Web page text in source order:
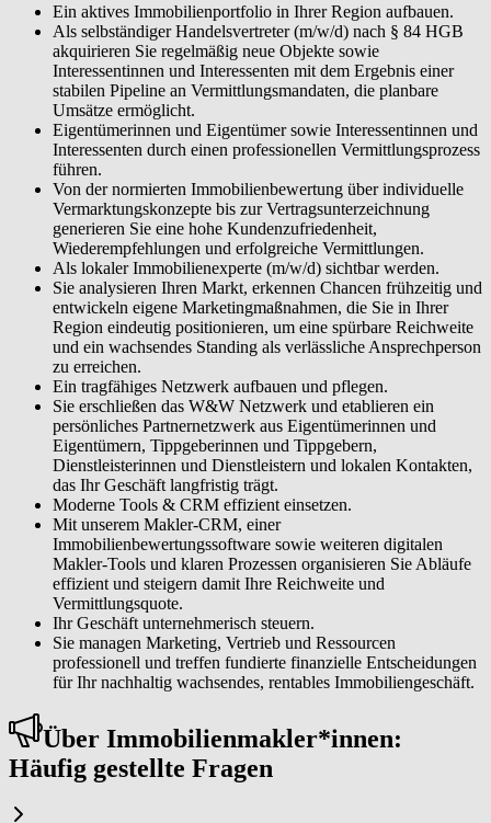
Ein aktives Immobilienportfolio in Ihrer Region aufbauen.
Als selbständiger Handelsvertreter (m/w/d) nach § 84 HGB
akquirieren Sie regelmäßig neue Objekte sowie
Interessentinnen und Interessenten mit dem Ergebnis einer
stabilen Pipeline an Vermittlungsmandaten, die planbare
Umsätze ermöglicht.
Eigentümerinnen und Eigentümer sowie Interessentinnen und
Interessenten durch einen professionellen Vermittlungsprozess
führen.
Von der normierten Immobilienbewertung über individuelle
Vermarktungskonzepte bis zur Vertragsunterzeichnung
generieren Sie eine hohe Kundenzufriedenheit,
Wiederempfehlungen und erfolgreiche Vermittlungen.
Als lokaler Immobilienexperte (m/w/d) sichtbar werden.
Sie analysieren Ihren Markt, erkennen Chancen frühzeitig und
entwickeln eigene Marketingmaßnahmen, die Sie in Ihrer
Region eindeutig positionieren, um eine spürbare Reichweite
und ein wachsendes Standing als verlässliche Ansprechperson
zu erreichen.
Ein tragfähiges Netzwerk aufbauen und pflegen.
Sie erschließen das W&W Netzwerk und etablieren ein
persönliches Partnernetzwerk aus Eigentümerinnen und
Eigentümern, Tippgeberinnen und Tippgebern,
Dienstleisterinnen und Dienstleistern und lokalen Kontakten,
das Ihr Geschäft langfristig trägt.
Moderne Tools & CRM effizient einsetzen.
Mit unserem Makler-CRM, einer
Immobilienbewertungssoftware sowie weiteren digitalen
Makler-Tools und klaren Prozessen organisieren Sie Abläufe
effizient und steigern damit Ihre Reichweite und
Vermittlungsquote.
Ihr Geschäft unternehmerisch steuern.
Sie managen Marketing, Vertrieb und Ressourcen
professionell und treffen fundierte finanzielle Entscheidungen
für Ihr nachhaltig wachsendes, rentables Immobiliengeschäft.
Über Im­mo­bi­li­en­mak­ler*in­nen:
Häufig gestellte Fragen